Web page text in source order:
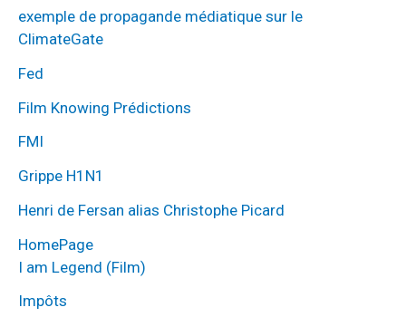
exemple de propagande médiatique sur le
ClimateGate
Fed
Film Knowing Prédictions
FMI
Grippe H1N1
Henri de Fersan alias Christophe Picard
HomePage
I am Legend (Film)
Impôts